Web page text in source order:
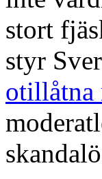
stort
styr
otillåtna